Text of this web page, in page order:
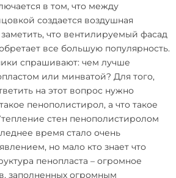
в том, что между
создается воздушная
что вентилируемый фасад
все большую популярность.
спрашивают: чем лучше
или минватой? Для того,
на этот вопрос нужно
пенополистирол, а что такое
стен пенополистиролом
время стало очень
но мало кто знает что
пенопласта – огромное
заполненных огромным